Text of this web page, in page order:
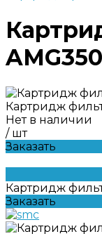
Картридж
Нет в наличии
/ шт
Заказать
Картридж
Заказать